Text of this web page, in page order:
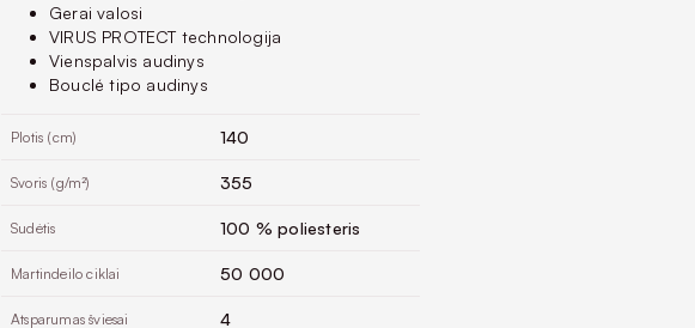
Gerai valosi
VIRUS PROTECT technologija
Vienspalvis audinys
Bouclé tipo audinys
Plotis (cm) 140
Svoris (g/m²) 355
Sudėtis 100 % poliesteris
Martindeilo ciklai 50 000
Atsparumas šviesai 4